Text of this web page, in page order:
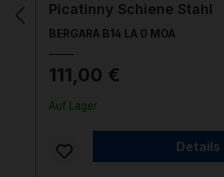
Picatinny Schiene Stahl
BERGARA B14 LA 0 MOA
111,00 €
Auf Lager
Details